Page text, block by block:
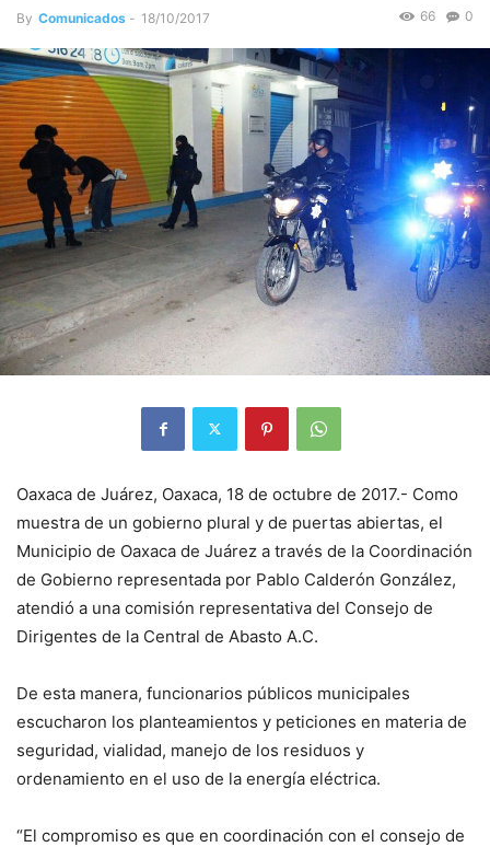
By Comunicados - 18/10/2017 0
66
Oaxaca de Juárez, Oaxaca, 18 de octubre de 2017.- Como
muestra de un gobierno plural y de puertas abiertas, el
Municipio de Oaxaca de Juárez a través de la Coordinación
de Gobierno representada por Pablo Calderón González,
atendió a una comisión representativa del Consejo de
Dirigentes de la Central de Abasto A.C.
De esta manera, funcionarios públicos municipales
escucharon los planteamientos y peticiones en materia de
seguridad, vialidad, manejo de los residuos y
ordenamiento en el uso de la energía eléctrica.
“El compromiso es que en coordinación con el consejo de